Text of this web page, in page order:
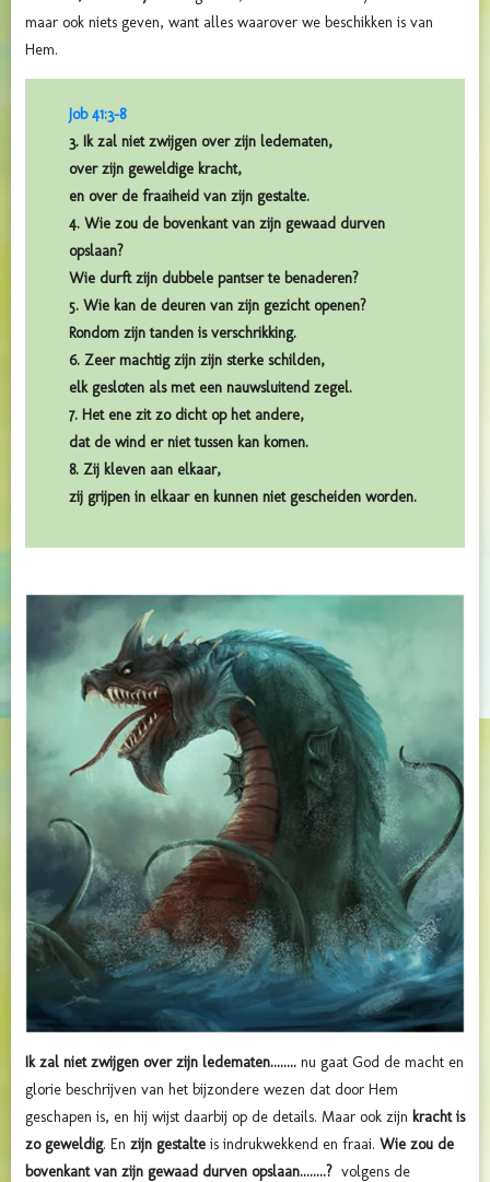
maar ook niets geven, want alles waarover we beschikken is van
Hem.
Job 41:3-8
3. Ik zal niet zwijgen over zijn ledematen,
over zijn geweldige kracht,
en over de fraaiheid van zijn gestalte.
4. Wie zou de bovenkant van zijn gewaad durven
opslaan?
Wie durft zijn dubbele pantser te benaderen?
5. Wie kan de deuren van zijn gezicht openen?
Rondom zijn tanden is verschrikking.
6. Zeer machtig zijn zijn sterke schilden,
elk gesloten als met een nauwsluitend zegel.
7. Het ene zit zo dicht op het andere,
dat de wind er niet tussen kan komen.
8. Zij kleven aan elkaar,
zij grijpen in elkaar en kunnen niet gescheiden worden.
Ik zal niet zwijgen over zijn ledematen........ nu gaat God de macht en
glorie beschrijven van het bijzondere wezen dat door Hem
geschapen is, en hij wijst daarbij op de details. Maar ook zijn kracht is
zo geweldig. En zijn gestalte is indrukwekkend en fraai. Wie zou de
bovenkant van zijn gewaad durven opslaan........? volgens de